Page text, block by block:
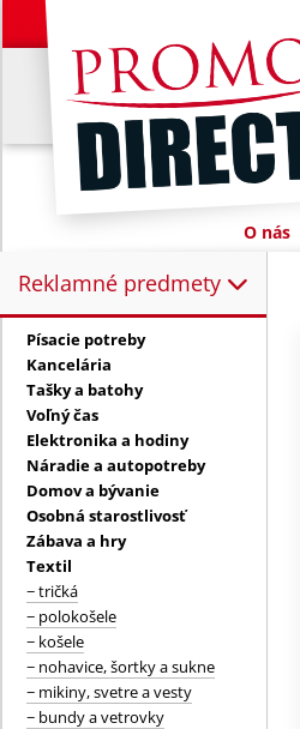
O nás
Reklamné predmety
Reklamné predmety:
Písacie potreby
Kancelária
Tašky a batohy
Voľný čas
Elektronika a hodiny
Náradie a autopotreby
Domov a bývanie
Osobná starostlivosť
Zábava a hry
Textil
− tričká
− polokošele
− košele
− nohavice, šortky a sukne
− mikiny, svetre a vesty
− bundy a vetrovky